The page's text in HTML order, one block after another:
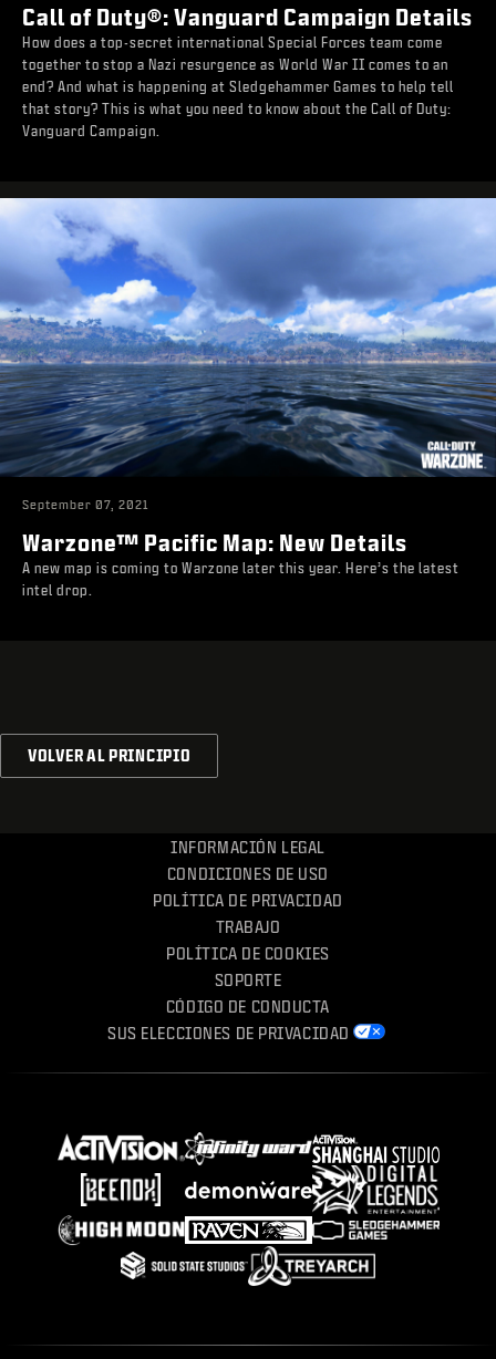
Call of Duty®: Vanguard Campaign Details
How does a top-secret international Special Forces team come
together to stop a Nazi resurgence as World War II comes to an
end? And what is happening at Sledgehammer Games to help tell
that story? This is what you need to know about the Call of Duty:
Vanguard Campaign.
September 07, 2021
Warzone™ Pacific Map: New Details
A new map is coming to Warzone later this year. Here’s the latest
intel drop.
VOLVER AL PRINCIPIO
INFORMACIÓN LEGAL
CONDICIONES DE USO
POLÍTICA DE PRIVACIDAD
TRABAJO
POLÍTICA DE COOKIES
SOPORTE
CÓDIGO DE CONDUCTA
SUS ELECCIONES DE PRIVACIDAD